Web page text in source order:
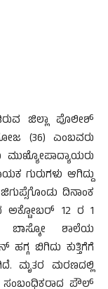
ಜಿಲ್ಲಾ ಪೊಲೀಶ್
(36) ಎಂಬವರು
ಗುರುಗಳು ಆಗಿದ್ದು
ದಿನಾಂಕ
ಅಕ್ಟೋಬರ್ 12 ರ 1
ಶಾಲೆಯ
ಬಿಗಿದು ಕುತ್ತಿಗೆಗೆ
ಮೃತರ ಮರಣದಲ್ಲಿ
ಸಂಬಂಧಿಕರಾದ ಪೌಲ್